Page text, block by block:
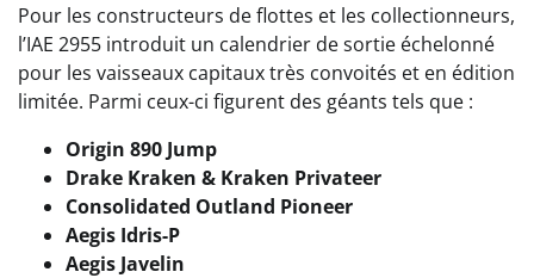
Pour les constructeurs de flottes et les collectionneurs,
l’IAE 2955 introduit un calendrier de sortie échelonné
pour les vaisseaux capitaux très convoités et en édition
limitée. Parmi ceux-ci figurent des géants tels que :
Origin 890 Jump
Drake Kraken & Kraken Privateer
Consolidated Outland Pioneer
Aegis Idris-P
Aegis Javelin